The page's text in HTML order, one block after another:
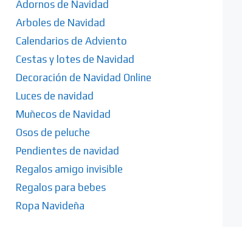
Adornos de Navidad
Arboles de Navidad
Calendarios de Adviento
Cestas y lotes de Navidad
Decoración de Navidad Online
Luces de navidad
Muñecos de Navidad
Osos de peluche
Pendientes de navidad
Regalos amigo invisible
Regalos para bebes
Ropa Navideña